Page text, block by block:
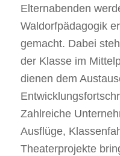
Elternabenden
Waldorfpädagogik
gemacht. Dabei
der Klasse im
dienen dem
Zahlreiche
Ausflüge,
Theaterprojekte